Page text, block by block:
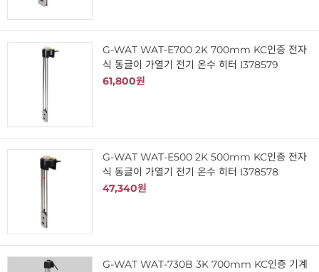
G-WAT WAT-E700 2K 700mm KC인증 전자
식 동글이 가열기 전기 온수 히터 I378579
61,800원
G-WAT WAT-E500 2K 500mm KC인증 전자
식 동글이 가열기 전기 온수 히터 I378578
47,340원
G-WAT WAT-730B 3K 700mm KC인증 기계